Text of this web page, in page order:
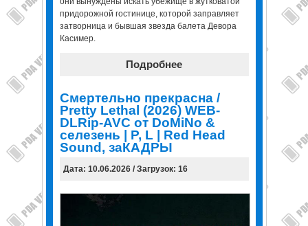
придорожной гостинице, которой заправляет
затворница и бывшая звезда балета Девора
Касимер.
Подробнее
Смертельно прекрасна /
Pretty Lethal (2026) WEB-
DLRip-AVC от DoMiNo &
селезень | P, L | Red Head
Sound, заКАДРЫ
Дата: 10.06.2026 / Загрузок: 16